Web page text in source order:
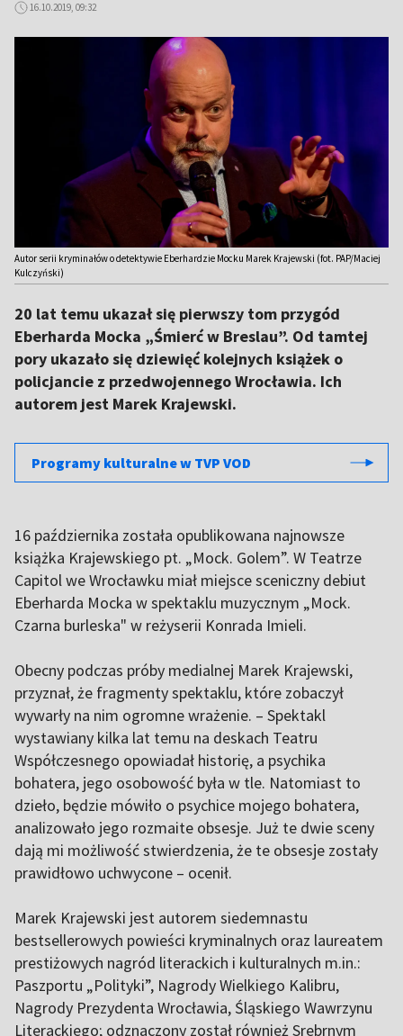
16.10.2019, 09:32
Autor serii kryminałów o detektywie Eberhardzie Mocku Marek Krajewski (fot. PAP/Maciej
Kulczyński)
20 lat temu ukazał się pierwszy tom przygód
Eberharda Mocka „Śmierć w Breslau”. Od tamtej
pory ukazało się dziewięć kolejnych książek o
policjancie z przedwojennego Wrocławia. Ich
autorem jest Marek Krajewski.
Programy kulturalne w TVP VOD
16 października została opublikowana najnowsze
książka Krajewskiego pt. „Mock. Golem”. W Teatrze
Capitol we Wrocławku miał miejsce sceniczny debiut
Eberharda Mocka w spektaklu muzycznym „Mock.
Czarna burleska" w reżyserii Konrada Imieli.
Obecny podczas próby medialnej Marek Krajewski,
przyznał, że fragmenty spektaklu, które zobaczył
wywarły na nim ogromne wrażenie. – Spektakl
wystawiany kilka lat temu na deskach Teatru
Współczesnego opowiadał historię, a psychika
bohatera, jego osobowość była w tle. Natomiast to
dzieło, będzie mówiło o psychice mojego bohatera,
analizowało jego rozmaite obsesje. Już te dwie sceny
dają mi możliwość stwierdzenia, że te obsesje zostały
prawidłowo uchwycone – ocenił.
Marek Krajewski jest autorem siedemnastu
bestsellerowych powieści kryminalnych oraz laureatem
prestiżowych nagród literackich i kulturalnych m.in.:
Paszportu „Polityki”, Nagrody Wielkiego Kalibru,
Nagrody Prezydenta Wrocławia, Śląskiego Wawrzynu
Literackiego; odznaczony został również Srebrnym